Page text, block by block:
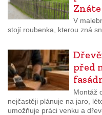
V
stojí roubenka, kterou zná
před
Montáž
nejčastěji plánuje na jaro,
umožňuje práci venku a